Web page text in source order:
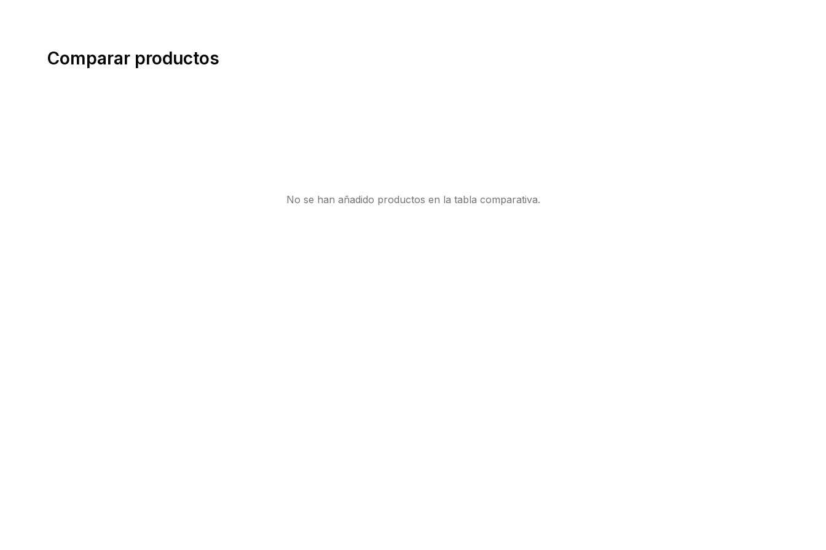
Comparar productos
No se han añadido productos en la tabla comparativa.